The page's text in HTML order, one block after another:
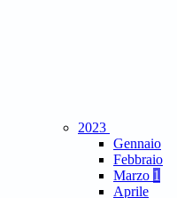
2023
Gennaio
Febbraio
Marzo 1
Aprile